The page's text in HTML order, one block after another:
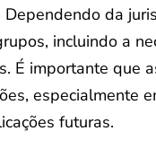
da
incluindo a
É importante que
especialmente
futuras.